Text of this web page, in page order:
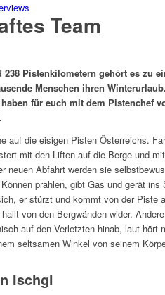
Team
Pistenkilometern gehört es zu
Menschen ihren
für euch mit dem Pistenchef
auf die eisigen Pisten Österreichs.
mit den Liften auf die Berge und
neuen Abfahrt werden sie
prahlen, gibt Gas und gerät
er stürzt und kommt von der Piste
von den Bergwänden wider.
auf den Verletzten hinab, laut hört
seltsamen Winkel von seinem
Ischgl